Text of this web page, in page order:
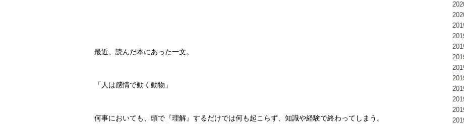
最近、読んだ本にあった一文。
「人は感情で動く動物」
何事においても、頭で『理解』するだけでは何も起こらず、知識や経験で終わってしまう。